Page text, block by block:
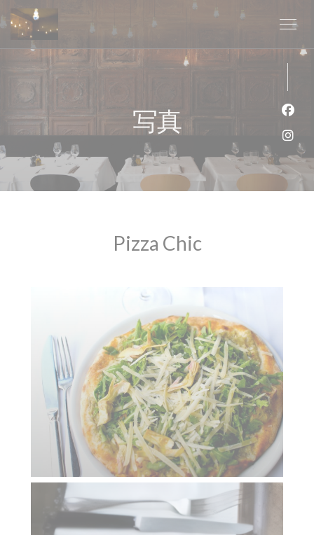
クッキー利用の管理について
写真
Pizza Chic